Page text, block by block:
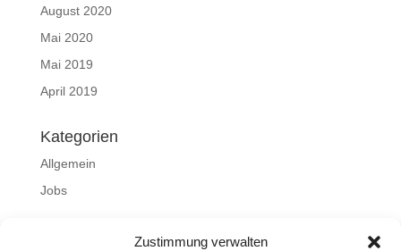
Zustimmung verwalten
August 2020
Mai 2020
Mai 2019
April 2019
Kategorien
Allgemein
Jobs